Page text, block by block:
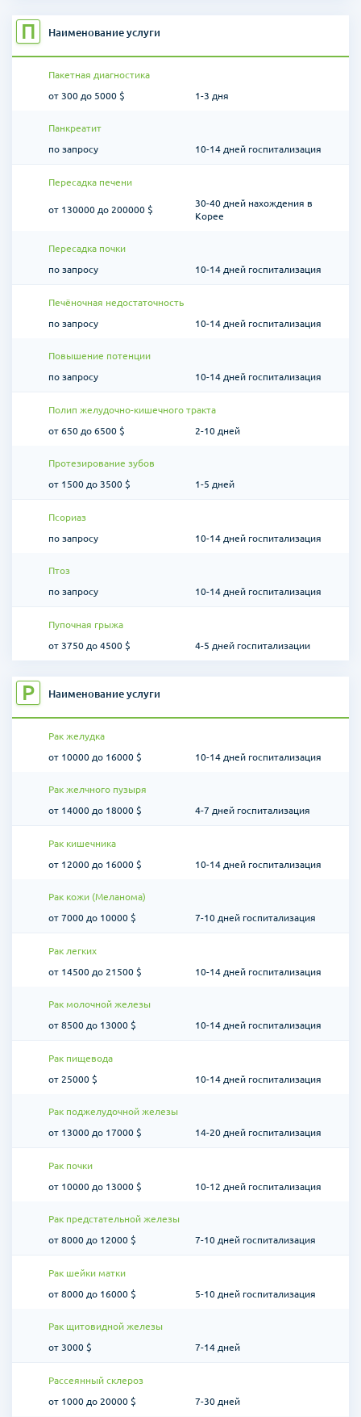
П Наименование услуги
Пакетная диагностика
от 300 до 5000 $
1-3 дня
Панкреатит
по запросу
10-14 дней госпитализация
Пересадка печени
от 130000 до 200000 $
30-40 дней нахождения в
Корее
Пересадка почки
по запросу
10-14 дней госпитализация
Печёночная недостаточность
по запросу
10-14 дней госпитализация
Повышение потенции
по запросу
10-14 дней госпитализация
Полип желудочно-кишечного тракта
от 650 до 6500 $
2-10 дней
Протезирование зубов
от 1500 до 3500 $
1-5 дней
Псориаз
по запросу
10-14 дней госпитализация
Птоз
по запросу
10-14 дней госпитализация
Пупочная грыжа
от 3750 до 4500 $
4-5 дней госпитализации
Р Наименование услуги
Рак желудка
от 10000 до 16000 $
10-14 дней госпитализация
Рак желчного пузыря
от 14000 до 18000 $
4-7 дней госпитализация
Рак кишечника
от 12000 до 16000 $
10-14 дней госпитализация
Рак кожи (Меланома)
от 7000 до 10000 $
7-10 дней госпитализация
Рак легких
от 14500 до 21500 $
10-14 дней госпитализация
Рак молочной железы
от 8500 до 13000 $
10-14 дней госпитализация
Рак пищевода
от 25000 $
10-14 дней госпитализация
Рак поджелудочной железы
от 13000 до 17000 $
14-20 дней госпитализация
Рак почки
от 10000 до 13000 $
10-12 дней госпитализация
Рак предстательной железы
от 8000 до 12000 $
7-10 дней госпитализация
Рак шейки матки
от 8000 до 16000 $
5-10 дней госпитализация
Рак щитовидной железы
от 3000 $
7-14 дней
Рассеянный склероз
от 1000 до 20000 $
7-30 дней